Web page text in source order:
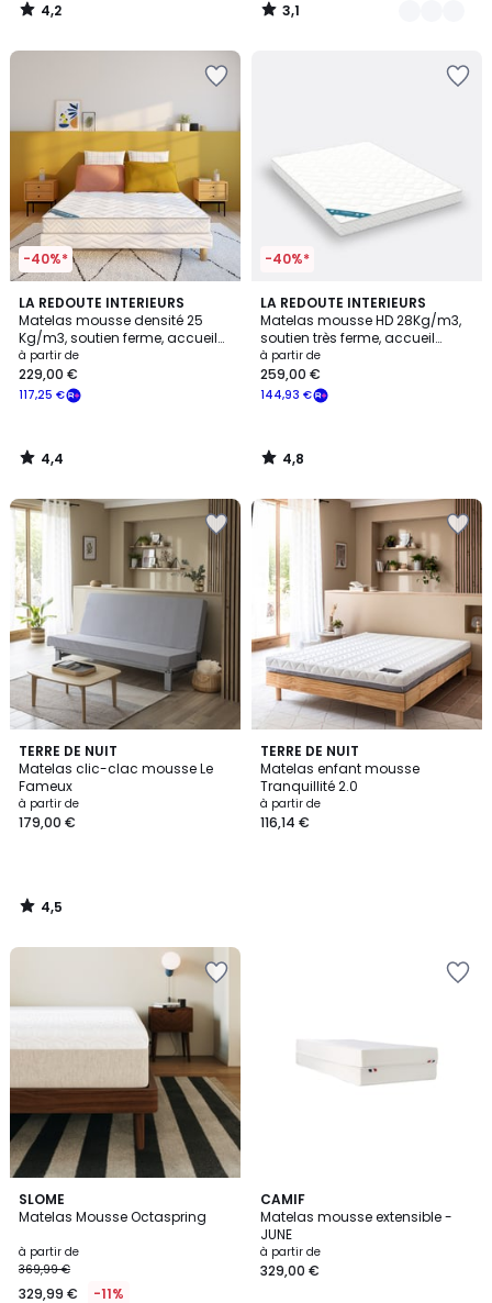
4,2
/
3,1
/
-40%*
LA REDOUTE INTERIEURS
Matelas mousse densité 25
Kg/m3, soutien ferme, accueil
moelleux
à partir de
117,25 €
229,00 €
4,4
/ 5
4,4
/
-40%*
LA REDOUTE INTERIEURS
Matelas mousse HD 28Kg/m3,
soutien très ferme, accueil
moelleux
à partir de
144,93 €
259,00 €
4,8
/ 5
4,8
/
TERRE DE NUIT
Matelas clic-clac mousse Le
Fameux
à partir de
179,00 €
4,5
/ 5
4,5
/
TERRE DE NUIT
Matelas enfant mousse
Tranquillité 2.0
à partir de
116,14 €
SLOME
Matelas Mousse Octaspring
à partir de
369,99 €
329,99 € -11%
CAMIF
Matelas mousse extensible -
JUNE
à partir de
329,00 €